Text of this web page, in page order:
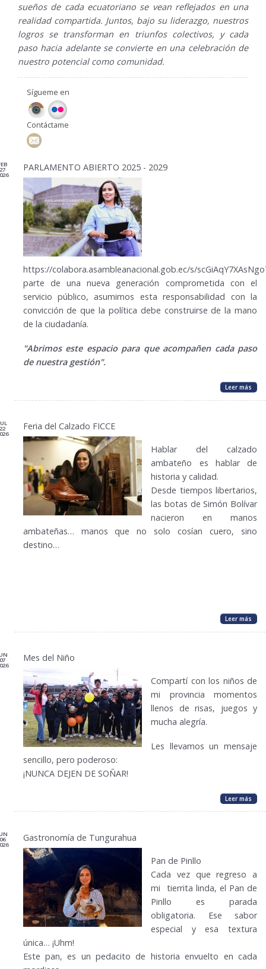
sueños de cada ecuatoriano se vean reflejados en una
realidad compartida. Juntos, bajo su liderazgo, nuestros
logros se transforman en triunfos colectivos, y cada
paso hacia adelante se convierte en una celebración de
nuestro potencial como comunidad.
Sígueme en
Contáctame
27 PARLAMENTO ABIERTO 2025 - 2029
https://colabora.asambleanacional.gob.ec/s/
parte de una nueva generación comprometida con el
servicio público, asumimos esta responsabilidad con la
convicción de que la política debe construirse de la mano
de la ciudadanía.
"Abrimos este espacio para que acompañen cada paso
de nuestra gestión".
Leer más
22 Feria del Calzado FICCE
Hablar del calzado
ambateño es hablar de
historia y calidad.
Desde tiempos libertarios,
las botas de Simón Bolívar
nacieron en manos
ambateñas… manos que no solo cosían cuero, sino
destino…
Leer más
07 Mes del Niño
Compartí con los niños de
mi provincia momentos
llenos de risas, juegos y
mucha alegría.
Les llevamos un mensaje
sencillo, pero poderoso:
¡NUNCA DEJEN DE SOÑAR!
Leer más
06 Gastronomía de Tungurahua
Pan de Pinllo
Cada vez que regreso a
mi tierrita linda, el Pan de
Pinllo es parada
obligatoria. Ese sabor
especial y esa textura
única… ¡Uhm!
Este pan, es un pedacito de historia envuelto en cada